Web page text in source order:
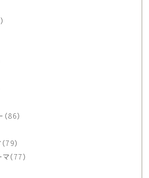
（86）
（79）
マ（77）